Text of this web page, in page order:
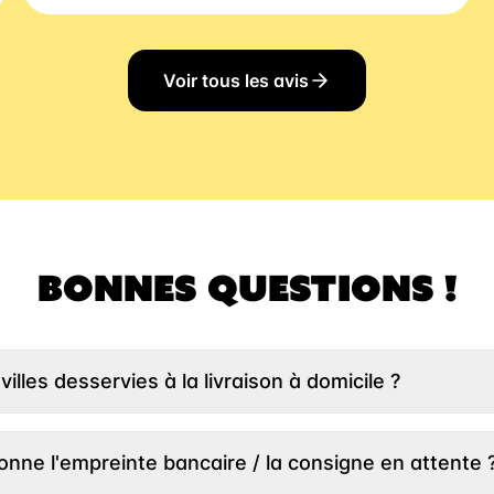
Voir tous les avis
BONNES QUESTIONS !
desservies à la livraison à domicile ?
puisse regarder ce qu’il est possible de faire :)
l'empreinte bancaire / la consigne en attente